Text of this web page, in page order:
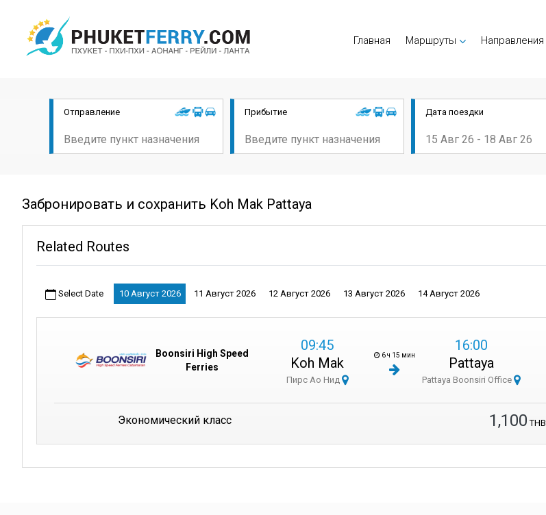
Главная Маршруты Направления
Отправление Прибытие Дата поездки
Забронировать и сохранить Koh Mak Pattaya
Related Routes
Select Date 10 Август 2026 11 Август 2026 12 Август 2026 13 Август 2026 14 Август 2026
Boonsiri High Speed
Ferries
09:45
Koh Mak
Пирс Ао Нид
6 ч 15 мин
16:00
Pattaya
Pattaya Boonsiri Office
Экономический класс 1,100 THB